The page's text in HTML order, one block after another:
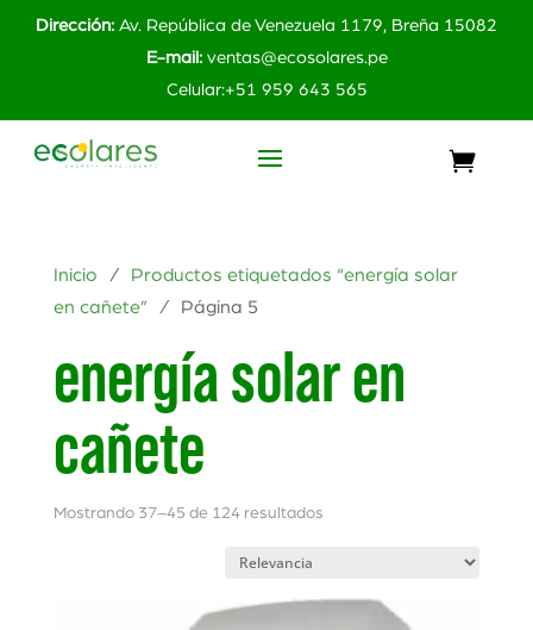
Dirección: Av. República de Venezuela 1179, Breña 15082
E-mail: ventas@ecosolares.pe
Celular:+51 959 643 565
Inicio / Productos etiquetados “energía solar
en cañete” / Página 5
energía solar en
cañete
Mostrando 37–45 de 124 resultados